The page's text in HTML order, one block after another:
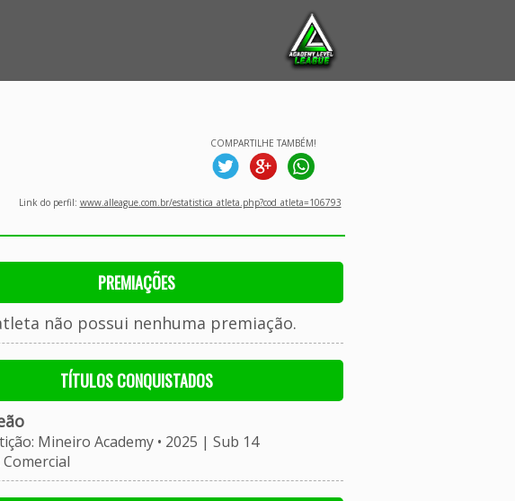
COMPARTILHE TAMBÉM!
Link do perfil: www.alleague.com.br/estatistica_atleta.php?cod_atleta=106793
PREMIAÇÕES
não possui nenhuma premiação.
TÍTULOS CONQUISTADOS
Mineiro Academy • 2025 | Sub 14